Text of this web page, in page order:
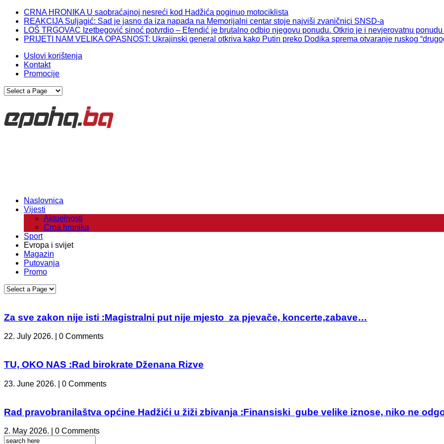
CRNA HRONIKA U saobraćajnoj nesreći kod Hadžića poginuo motociklista
REAKCIJA Suljagić: Sad je jasno da iza napada na Memorijalni centar stoje najviši zvaničnici SNSD-a
LOŠ TRGOVAC Izetbegović sinoć potvrdio – Efendić je brutalno odbio njegovu ponudu. Otkrio je i nevjerovatnu
PRIJETI NAM VELIKA OPASNOST: Ukrajinski general otkriva kako Putin preko Dodika sprema otvaranje ruskog
Uslovi korištenja
Kontakt
Promocije
Naslovnica
Vijesti
Aktuelnosti
Crna hronika
Sport
Evropa i svijet
Magazin
Putovanja
Promo
Za sve zakon nije isti :Magistralni put nije mjesto za pjevače, koncerte,zabave…
22. July 2026. | 0 Comments
TU, OKO NAS :Rad birokrate Dženana Rizve
23. June 2026. | 0 Comments
Rad pravobranilaštva općine Hadžići u žiži zbivanja :Finansiski gube velike iznose, niko ne
2. May 2026. | 0 Comments